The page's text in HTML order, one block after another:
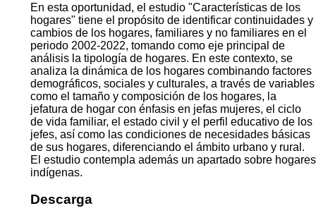
En esta oportunidad, el estudio "Características de los
hogares" tiene el propósito de identificar continuidades y
cambios de los hogares, familiares y no familiares en el
periodo 2002-2022, tomando como eje principal de
análisis la tipología de hogares. En este contexto, se
analiza la dinámica de los hogares combinando factores
demográficos, sociales y culturales, a través de variables
como el tamaño y composición de los hogares, la
jefatura de hogar con énfasis en jefas mujeres, el ciclo
de vida familiar, el estado civil y el perfil educativo de los
jefes, así como las condiciones de necesidades básicas
de sus hogares, diferenciando el ámbito urbano y rural.
El estudio contempla además un apartado sobre hogares
indígenas.
Descarga